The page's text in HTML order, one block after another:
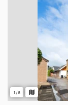
1/6